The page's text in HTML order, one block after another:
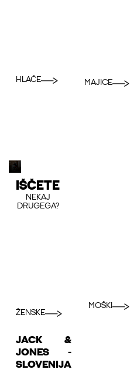
HLAČE MAJICE
IŠČETE
NEKAJ
DRUGEGA?
ŽENSKE
MOŠKI
JACK &
JONES -
SLOVENIJA